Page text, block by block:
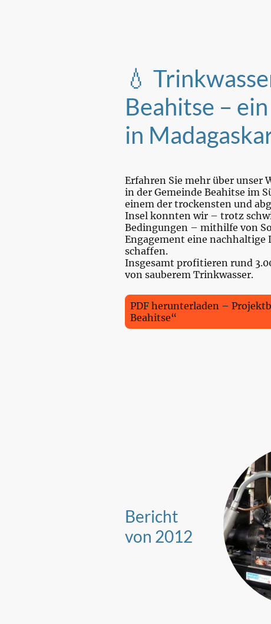
💧
Beahitse –
in
Erfahren Sie mehr über unser
in der Gemeinde Beahitse im
einem der trockensten und
Insel konnten wir – trotz
Bedingungen – mithilfe von
Engagement eine nachhaltige
schaffen.
Insgesamt profitieren rund
von sauberem Trinkwasser.
PDF herunterladen –
Beahitse“
Bericht
von 2012